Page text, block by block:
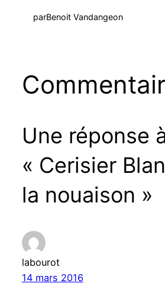
parBenoit Vandangeon
Une réponse
« Cerisier
la nouaison »
labourot
14 mars 2016